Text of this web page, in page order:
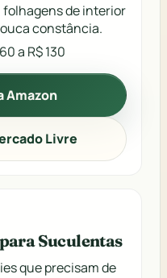
folhagens de interior
constância.
a R$ 130
Amazon
Livre
Suculentas
que precisam de